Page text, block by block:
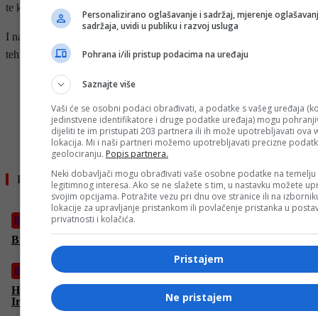
te kompanije u Saudijsku Arabiju.
I na azijskim su burzama jutros najviše porasle cijene dionica
tehnoloških kompanija.
- OGLAS -
Pročitajte još
Biznis
Bitcoin nastavlja rasti unatoč iransko-izraelskom sukobu
Biznis
Hoće li cijene nafte rapidno porasti nakon izraelskog napada na
Iran? Oglasio se Katar
Personalizirano oglašavanje i sadržaj, mjerenje
sadržaja, uvidi u publiku i razvoj usluga
Pohrana i/ili pristup podacima na uređaju
Saznajte više
Vaši će se osobni podaci obrađivati, a podatke s vašeg uređaja
jedinstvene identifikatore i druge podatke uređaja) mogu
dijeliti te im pristupati 203 partnera ili ih može upotrebljavati ova
lokacija. Mi i naši partneri možemo upotrebljavati precizne
geolociranju. Popis partnera.
Neki dobavljači mogu obrađivati vaše osobne podatke na temelju
legitimnog interesa. Ako se ne slažete s tim, u nastavku možete
svojim opcijama. Potražite vezu pri dnu ove stranice ili na
lokacije za upravljanje pristankom ili povlačenje pristanka u
privatnosti i kolačića.
Pristajem
Ne pristajem